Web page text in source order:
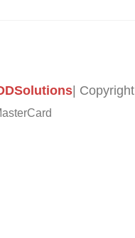
| Copyright